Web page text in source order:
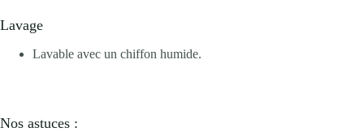
Lavage
Lavable avec un chiffon humide.
Nos astuces :